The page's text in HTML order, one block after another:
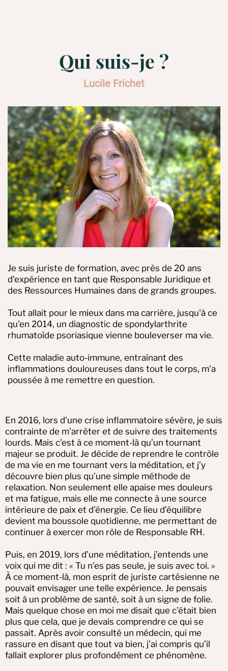
Qui suis-je ?
Lucile Frichet
Je suis juriste de formation, avec près de 20 ans
d'expérience en tant que Responsable Juridique et
des Ressources Humaines dans de grands groupes.
Tout allait pour le mieux dans ma carrière, jusqu'à ce
qu'en 2014, un diagnostic de spondylarthrite
rhumatoïde psoriasique vienne bouleverser ma vie.
Cette maladie auto-immune, entraînant des
inflammations douloureuses dans tout le corps, m'a
poussée à me remettre en question.
En 2016, lors d'une crise inflammatoire sévère, je suis
contrainte de m'arrêter et de suivre des traitements
lourds. Mais c’est à ce moment-là qu’un tournant
majeur se produit. Je décide de reprendre le contrôle
de ma vie en me tournant vers la méditation, et j’y
découvre bien plus qu’une simple méthode de
relaxation. Non seulement elle apaise mes douleurs
et ma fatigue, mais elle me connecte à une source
intérieure de paix et d’énergie. Ce lieu d’équilibre
devient ma boussole quotidienne, me permettant de
continuer à exercer mon rôle de Responsable RH.
Puis, en 2019, lors d’une méditation, j’entends une
voix qui me dit : « Tu n’es pas seule, je suis avec toi. »
À ce moment-là, mon esprit de juriste cartésienne ne
pouvait envisager une telle expérience. Je pensais
soit à un problème de santé, soit à un signe de folie.
Mais quelque chose en moi me disait que c’était bien
plus que cela, que je devais comprendre ce qui se
passait. Après avoir consulté un médecin, qui me
rassure en disant que tout va bien, j’ai compris qu’il
fallait explorer plus profondément ce phénomène.